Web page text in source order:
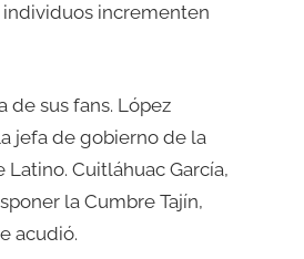
incrementen
de sus fans. López
jefa de gobierno de la
Cuitláhuac García,
la Cumbre Tajín,
acudió.